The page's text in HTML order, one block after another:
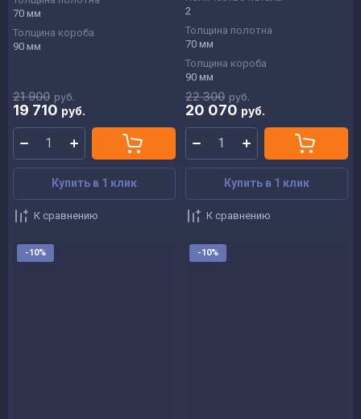
70 мм
Толщина короба
90 мм
21 900 руб.
19 710 руб.
Купить в 1 клик
К сравнению
2
Толщина полотна
70 мм
Толщина короба
90 мм
22 300 руб.
20 070 руб.
Купить в 1 клик
К сравнению
-10% -10%